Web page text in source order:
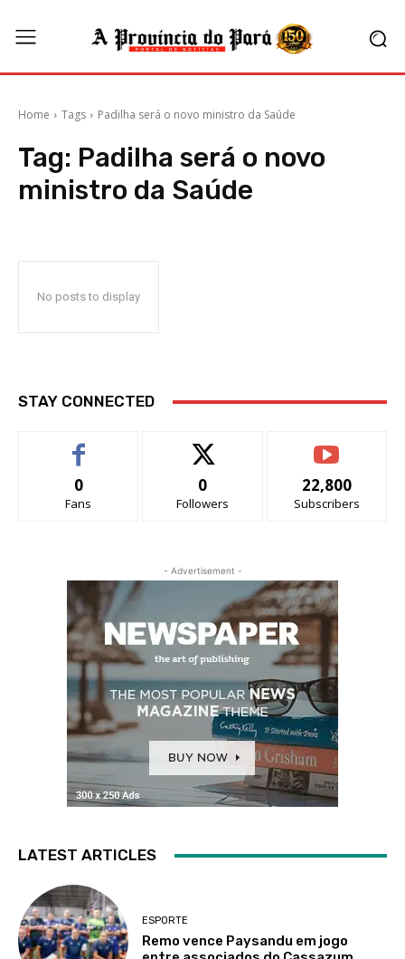
Home Tags Padilha será o novo ministro da Saúde
Tag: Padilha será o novo
ministro da Saúde
No posts to display
STAY CONNECTED
0
Fans
0
Followers
22,800
Subscribers
- Advertisement -
LATEST ARTICLES
ESPORTE
Remo vence Paysandu em jogo